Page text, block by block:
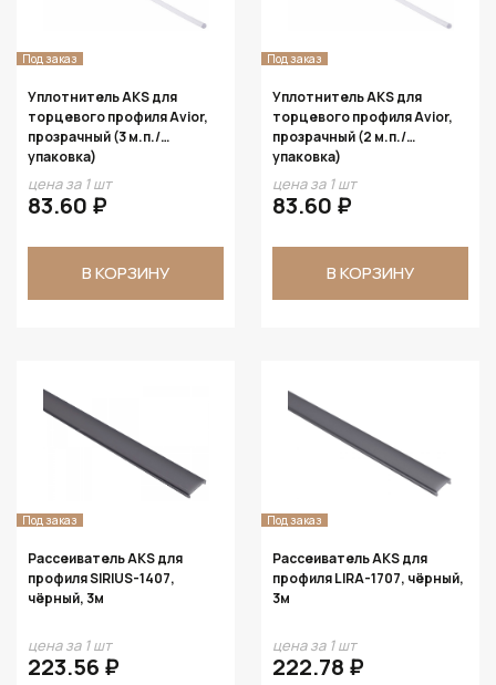
Под заказ
Уплотнитель AKS для
торцевого профиля Avior,
прозрачный (3 м.п./
упаковка)
цена за 1 шт
83.60 ₽
В КОРЗИНУ
Под заказ
Уплотнитель AKS для
торцевого профиля Avior,
прозрачный (2 м.п./
упаковка)
цена за 1 шт
83.60 ₽
В КОРЗИНУ
Под заказ
Рассеиватель AKS для
профиля SIRIUS-1407,
чёрный, 3м
цена за 1 шт
223.56 ₽
Под заказ
Рассеиватель AKS для
профиля LIRA-1707, чёрный,
3м
цена за 1 шт
222.78 ₽